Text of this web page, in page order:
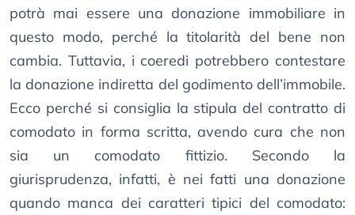
potrà mai essere una donazione immobiliare in
questo modo, perché la titolarità del bene non
cambia. Tuttavia, i coeredi potrebbero contestare
la donazione indiretta del godimento dell’immobile.
Ecco perché si consiglia la stipula del contratto di
comodato in forma scritta, avendo cura che non
sia un comodato fittizio. Secondo la
giurisprudenza, infatti, è nei fatti una donazione
quando manca dei caratteri tipici del comodato: